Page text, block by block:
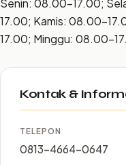
Senin: 08.00–17.00;
17.00; Kamis:
17.00; Minggu:
Kontak &
TELEPON
0813-4664-0647